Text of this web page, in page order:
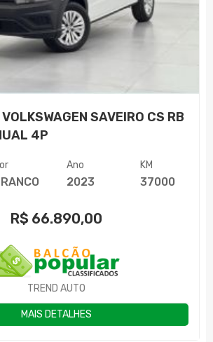
VOLKSWAGEN SAVEIRO CS RB
4P
Ano
2023
KM
37000
R$ 66.890,00
TREND AUTO
MAIS DETALHES